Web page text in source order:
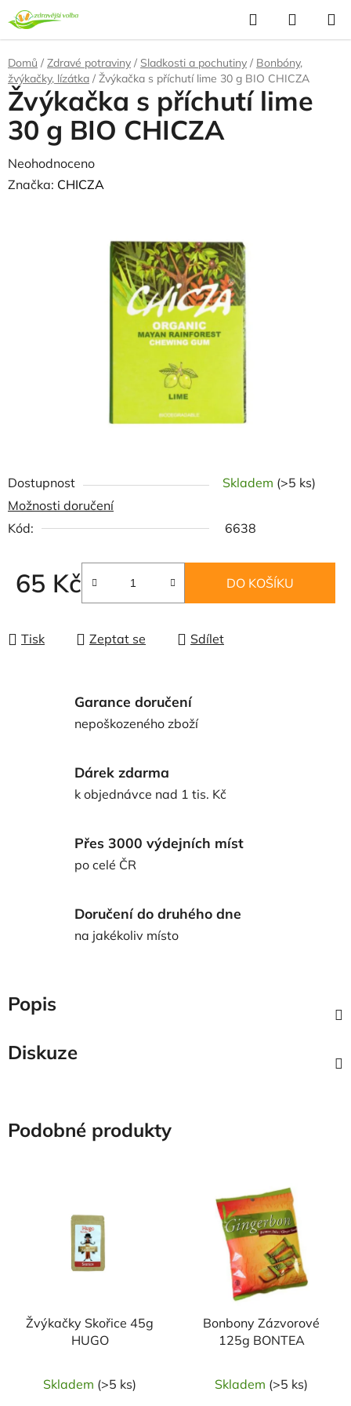
Přejít
na
obsah
Hledat
KOŠÍK
Domů / Zdravé potraviny / Sladkosti a pochutiny / Bonbóny,
žvýkačky, lízátka / Žvýkačka s příchutí lime 30 g BIO CHICZA
Dostupnost Skladem (>5 ks)
Možnosti doručení
Kód:
6638
65 Kč
Měrná cena:
DO KOŠÍKU
Tisk Zeptat se Sdílet
Žvýkačka s příchutí lime
30 g BIO CHICZA
Průměrné
hodnocení
Neohodnoceno
Značka: CHICZA
Garance doručení
nepoškozeného zboží
Dárek zdarma
k objednávce nad 1 tis. Kč
Přes 3000 výdejních míst
po celé ČR
Doručení do druhého dne
na jakékoliv místo
Popis
Diskuze
Podobné produkty
Žvýkačky Skořice 45g
HUGO
Skladem (>5 ks)
Bonbony Zázvorové
125g BONTEA
Skladem (>5 ks)